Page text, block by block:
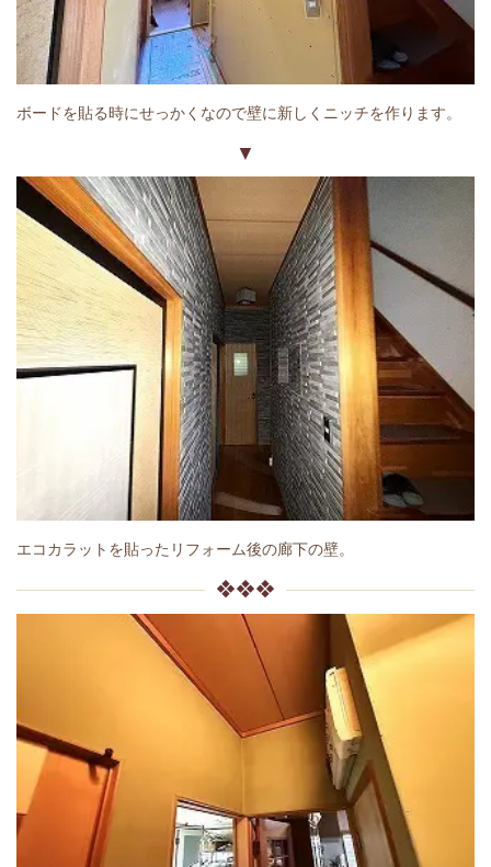
ボードを貼る時にせっかくなので壁に新しくニッチを作ります。
▼
エコカラットを貼ったリフォーム後の廊下の壁。
❖❖❖